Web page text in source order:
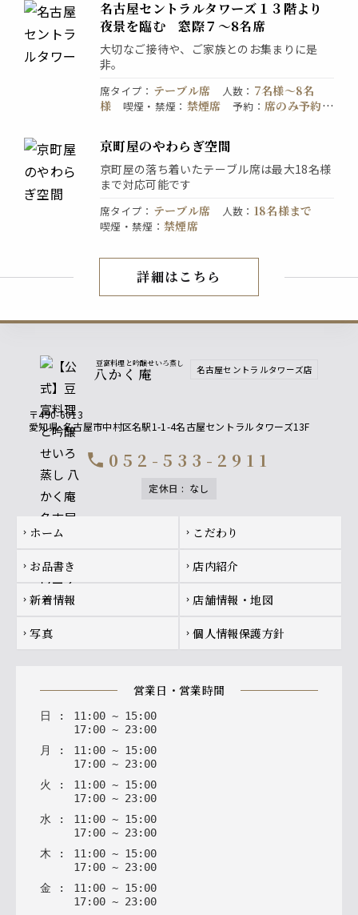
名古屋セントラルタワーズ１３階より
夜景を臨む 窓際７～8名席
大切なご接待や、ご家族とのお集まりに是
非。
席タイプ ： テーブル席 人数 ： 7名様〜8名
様
喫煙・禁煙 ： 禁煙席 予約 ： 席のみ予約
京町屋のやわらぎ空間
京町屋の落ち着いたテーブル席は最大18名様
まで対応可能です
席タイプ ： テーブル席 人数 ： 18名様まで
喫煙・禁煙 ： 禁煙席
店内紹介
詳細はこちら
豆富料理と吟醸せいろ蒸し
八かく庵 名古屋セントラルタワーズ店
〒450-6013
愛知県 名古屋市中村区名駅1-1-4名古屋セントラルタワーズ13F
call 052-533-2911
定休日 : なし
Footer navigation
chevron_right ホーム chevron_right こだわり
chevron_right お品書き chevron_right 店内紹介
chevron_right 新着情報 chevron_right 店舗情報・地図
chevron_right 写真 chevron_right 個人情報保護方針
営業日・営業時間
日 : 11 : 00 ~ 15: 00
17: 00 ~ 23: 00
月
: 11 : 00 ~ 15: 00
17: 00 ~ 23: 00
火
: 11 : 00 ~ 15: 00
17: 00 ~ 23: 00
水 : 11 : 00 ~ 15: 00
17: 00 ~ 23: 00
木 : 11: 00 ~ 15: 00
17: 00 ~ 23: 00
金 : 11: 00 ~ 15: 00
17: 00 ~ 23: 00